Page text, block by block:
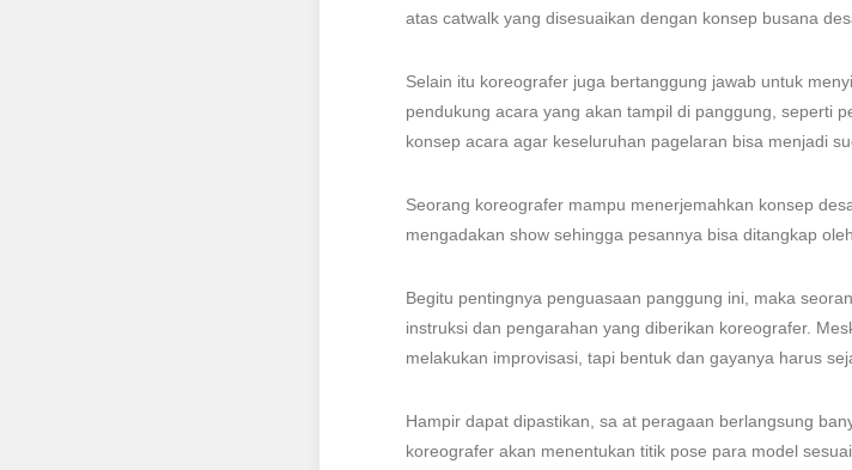
atas catwalk yang disesuaikan dengan konsep busana
Selain itu koreografer juga bertanggung jawab untuk
pendukung acara yang akan tampil di panggung, seperti
konsep acara agar keseluruhan pagelaran bisa menjadi
Seorang koreografer mampu menerjemahkan konsep
mengadakan show sehingga pesannya bisa ditangkap
Begitu pentingnya penguasaan panggung ini, maka
instruksi dan pengarahan yang diberikan koreografer.
melakukan improvisasi, tapi bentuk dan gayanya harus
Hampir dapat dipastikan, sa at peragaan berlangsung
koreografer akan menentukan titik pose para model